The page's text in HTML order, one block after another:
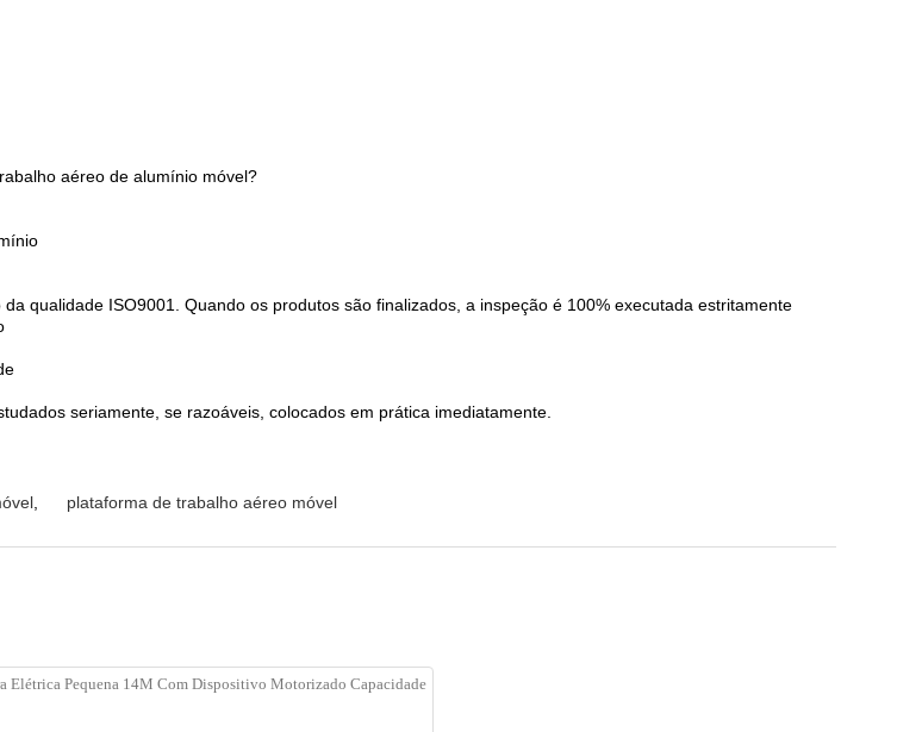
aéreo de alumínio móvel?
qualidade ISO9001. Quando os produtos são finalizados, a inspeção é 100% executada estritamente
seriamente, se razoáveis, colocados em prática imediatamente.
plataforma de trabalho aéreo móvel